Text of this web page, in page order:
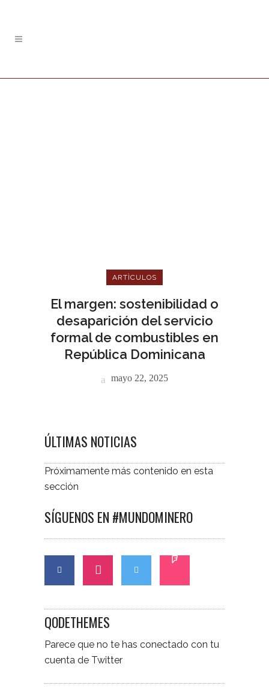
ARTÌCULOS
El margen: sostenibilidad o
desaparición del servicio
formal de combustibles en
República Dominicana
mayo 22, 2025
ÚLTIMAS NOTICIAS
Próximamente más contenido en esta
sección
SÍGUENOS EN #MUNDOMINERO
QODETHEMES
Parece que no te has conectado con tu
cuenta de Twitter